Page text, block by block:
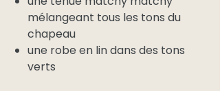
mélangeant tous les tons du
chapeau
une robe en lin dans des tons
verts